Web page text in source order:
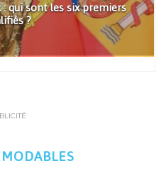
qui sont les six premiers
?